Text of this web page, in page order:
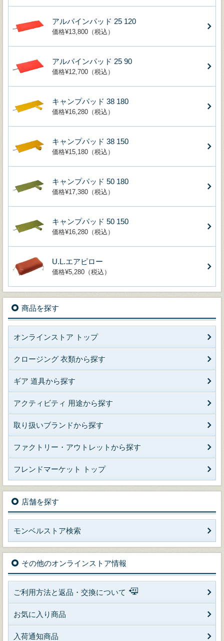
アルパインパッド 25 120
価格¥13,800（税込）
アルパインパッド 25 90
価格¥12,700（税込）
キャンプパッド 38 180
価格¥16,280（税込）
キャンプパッド 38 150
価格¥15,180（税込）
キャンプパッド 50 180
価格¥17,380（税込）
キャンプパッド 50 150
価格¥16,280（税込）
U.L.エアピロー
価格¥5,280（税込）
商品を探す
オンラインストア トップ
クロージング 衣類から探す
ギア 道具から探す
アクティビティ 用途から探す
取り扱いブランドから探す
ファクトリー・アウトレットから探す
フレンドマーケット トップ
店舗を探す
モンベルストア検索
その他のオンラインストア情報
ご利用方法と返品・交換について
お気に入り商品
入荷通知商品